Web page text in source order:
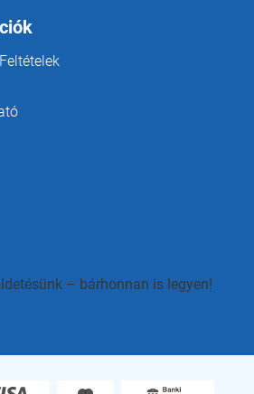
– bárhonnan is legyen!